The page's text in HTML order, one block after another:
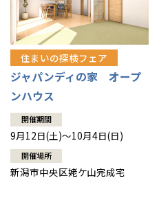
住まいの探検フェア
ジャパンディの家 オープ
ンハウス
開催期間
9月12日(土)～10月4日(日)
開催場所
新潟市中央区姥ケ山完成宅